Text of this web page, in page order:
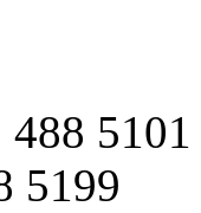
5101
5199